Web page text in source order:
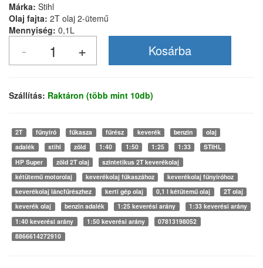
Márka: Stihl
Olaj fajta: 2T olaj 2-ütemű
Mennyiség: 0,1L
Szállítás: Raktáron (több mint 10db)
2T fűnyíró fűkasza fűrész keverék benzin
olaj
adalék
stihl zöld 1:40 1:50 1:25 1:33
STIHL
HP Super
zöld 2T olaj
szintetikus 2T keverékolaj
kétütemű motorolaj
keverékolaj fűkaszához
keverékolaj fűnyíróhoz
keverékolaj láncfűrészhez
kerti gép olaj 0,1 l kétütemű olaj
2T olaj
keverék olaj
benzin adalék 1:25 keverési arány
1:33 keverési arány
1:40 keverési arány
1:50 keverési arány
07813198052
8866614272910